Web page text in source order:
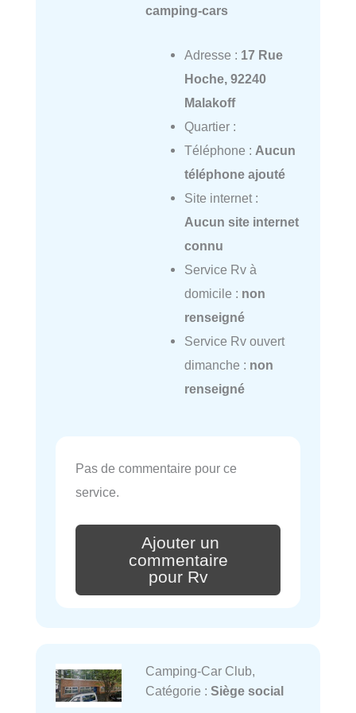
camping-cars
Adresse : 17 Rue
Hoche, 92240
Malakoff
Quartier :
Téléphone : Aucun
téléphone ajouté
Site internet :
Aucun site internet
connu
Service Rv à
domicile : non
renseigné
Service Rv ouvert
dimanche : non
renseigné
Pas de commentaire pour ce
service.
Ajouter un
commentaire
pour Rv
Camping-Car Club,
Catégorie : Siège social